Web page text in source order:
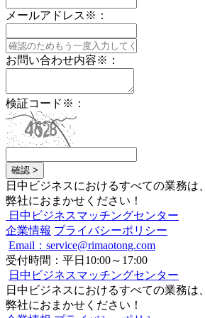
メールアドレス ※ ：
お問い合わせ内容※ ：
検証コード ※ ：
確認 >
日中ビジネスにおけるすべての業務は、
弊社におまかせください！
日中ビジネスマッチングセンター
企業情報 プライバシーポリシー
Email：service@rimaotong.com
受付時間：平日10:00～17:00
日中ビジネスマッチングセンター
日中ビジネスにおけるすべての業務は、
弊社におまかせください！